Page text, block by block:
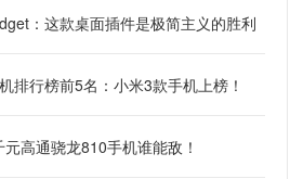
：这款桌面插件是极简主义的胜利
排行榜前5名：小米3款手机上榜！
高通骁龙810手机谁能敌！